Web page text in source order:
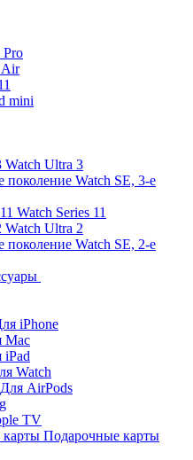
Pro
Air
mini
Watch Ultra 3
Watch SE, 3-е
Watch Series 11
Watch Ultra 2
Watch SE, 2-е
iPhone
Mac
iPad
Watch
Для AirPods
TV
Подарочные карты